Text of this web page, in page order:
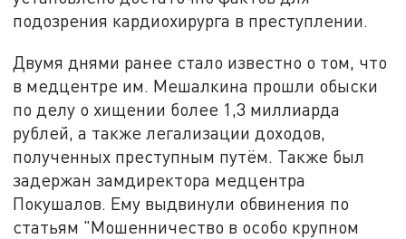
подозрения кардиохирурга в преступлении.
Двумя днями ранее стало известно о том, что
в медцентре им. Мешалкина прошли обыски
по делу о хищении более 1,3 миллиарда
рублей, а также легализации доходов,
полученных преступным путём. Также был
задержан замдиректора медцентра
Покушалов. Ему выдвинули обвинения по
статьям "Мошенничество в особо крупном